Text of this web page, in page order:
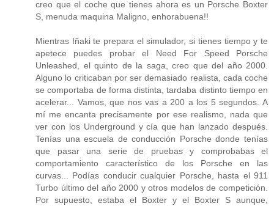
creo que el coche que tienes ahora es un Porsche Boxter
S, menuda maquina Maligno, enhorabuena!!
Mientras Iñaki te prepara el simulador, si tienes tiempo y te
apetece puedes probar el Need For Speed Porsche
Unleashed, el quinto de la saga, creo que del año 2000.
Alguno lo criticaban por ser demasiado realista, cada coche
se comportaba de forma distinta, tardaba distinto tiempo en
acelerar... Vamos, que nos vas a 200 a los 5 segundos. A
mí me encanta precisamente por ese realismo, nada que
ver con los Underground y cía que han lanzado después.
Tenías una escuela de conducción Porsche donde tenías
que pasar una serie de pruebas y comprobabas el
comportamiento característico de los Porsche en las
curvas... Podías conducir cualquier Porsche, hasta el 911
Turbo último del año 2000 y otros modelos de competición.
Por supuesto, estaba el Boxter y el Boxter S aunque,